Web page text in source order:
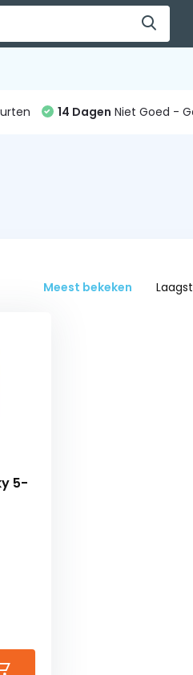
14 Dagen Niet Goed -
Meest bekeken
5-